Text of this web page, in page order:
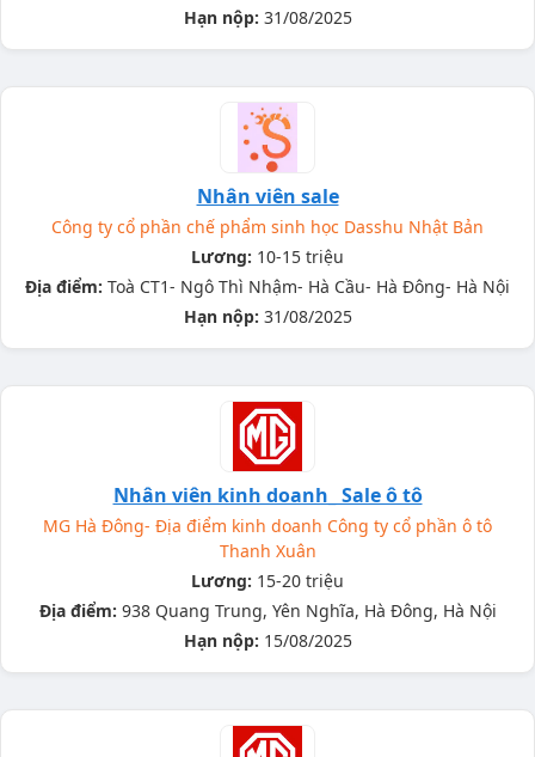
Hạn nộp: 31/08/2025
Nhân viên sale
Công ty cổ phần chế phẩm sinh học Dasshu Nhật Bản
Lương: 10-15 triệu
Địa điểm: Toà CT1- Ngô Thì Nhậm- Hà Cầu- Hà Đông- Hà Nội
Hạn nộp: 31/08/2025
Nhân viên kinh doanh_ Sale ô tô
MG Hà Đông- Địa điểm kinh doanh Công ty cổ phần ô tô
Thanh Xuân
Lương: 15-20 triệu
Địa điểm: 938 Quang Trung, Yên Nghĩa, Hà Đông, Hà Nội
Hạn nộp: 15/08/2025